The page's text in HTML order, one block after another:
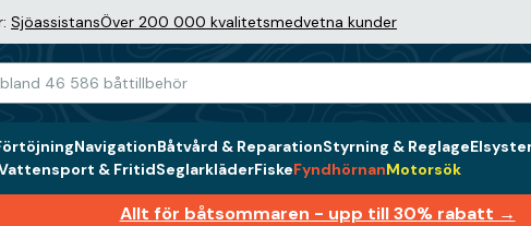
SjöassistansÖver 200 000 kvalitetsmedvetna kunder
NavigationBåtvård & ReparationStyrning & Reglage
& FritidSeglarkläderFiskeFyndhörnanMotorsök
Allt för båtsommaren - upp till 30% rabatt →